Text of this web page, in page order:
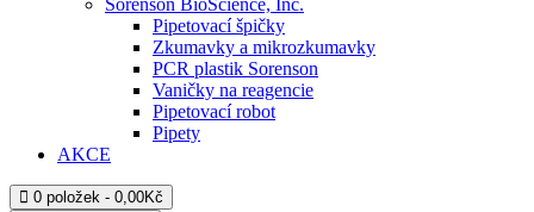
Sorenson BioScience, Inc.
Pipetovací špičky
Zkumavky a mikrozkumavky
PCR plastik Sorenson
Vaničky na reagencie
Pipetovací robot
Pipety
AKCE
0 položek - 0,00Kč